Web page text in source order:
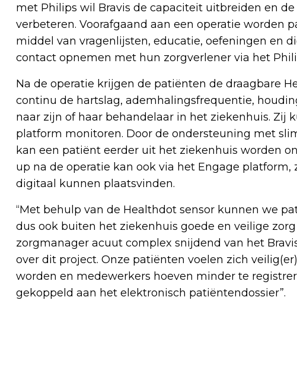
met Philips wil Bravis de capaciteit uitbreiden en
verbeteren. Voorafgaand aan een operatie worden
middel van vragenlijsten, educatie, oefeningen en
contact opnemen met hun zorgverlener via het
Na de operatie krijgen de patiënten de draagbare
continu de hartslag, ademhalingsfrequentie,
naar zijn of haar behandelaar in het ziekenhuis. Zij
platform monitoren. Door de ondersteuning met
kan een patiënt eerder uit het ziekenhuis worden
up na de operatie kan ook via het Engage
digitaal kunnen plaatsvinden.
“Met behulp van de Healthdot sensor kunnen we
dus ook buiten het ziekenhuis goede en veilige
zorgmanager acuut complex snijdend van het
over dit project. Onze patiënten voelen zich
worden en medewerkers hoeven minder te
gekoppeld aan het elektronisch patiëntendossier”.